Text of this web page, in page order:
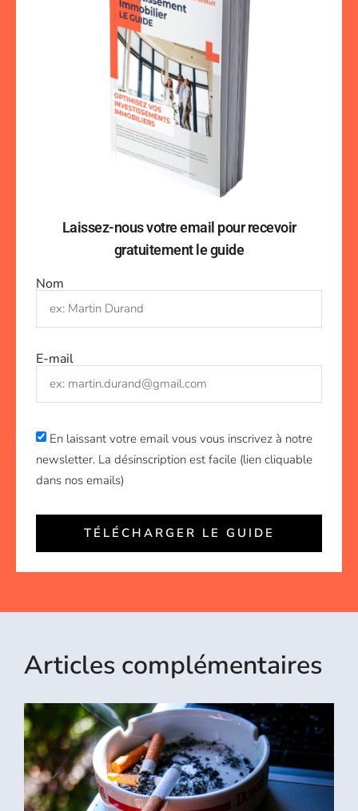
Laissez-nous votre email pour recevoir
gratuitement le guide
Nom
E-mail
En laissant votre email vous vous inscrivez à notre
newsletter. La désinscription est facile (lien cliquable
dans nos emails)
TÉLÉCHARGER LE GUIDE
Articles complémentaires